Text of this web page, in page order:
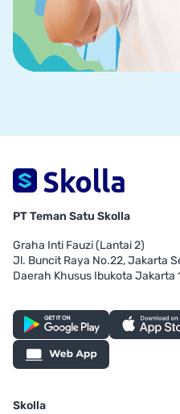
PT Teman Satu Skolla
Graha Inti Fauzi (Lantai 2)
Jl. Buncit Raya No.22, Jakarta
Daerah Khusus Ibukota Jakarta
Skolla